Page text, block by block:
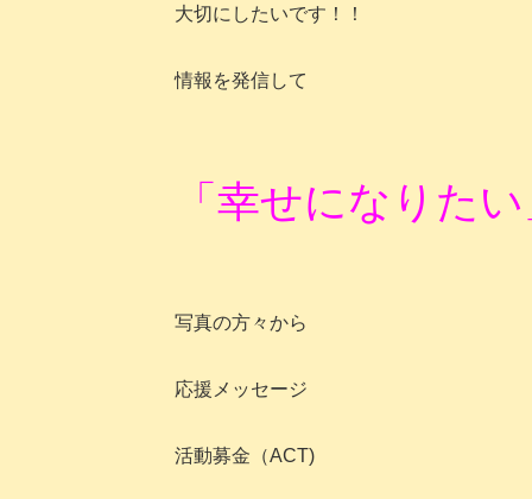
大切にしたいです！！
情報を発信して
「幸せになりた
写真の方々から
応援メッセージ
活動募金（ACT)